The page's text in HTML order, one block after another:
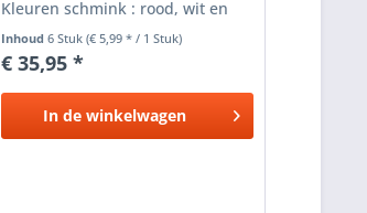
Kleuren schmink : rood, wit en
paars, zwart, geel en oranje 3.5
gram 1 x Glitter cream Shiny
Gothic 2.6 gram 1 x Duo...
Inhoud6 Stuk(€ 5,99 * / 1 Stuk)
€ 35,95 *
In de winkelwagen